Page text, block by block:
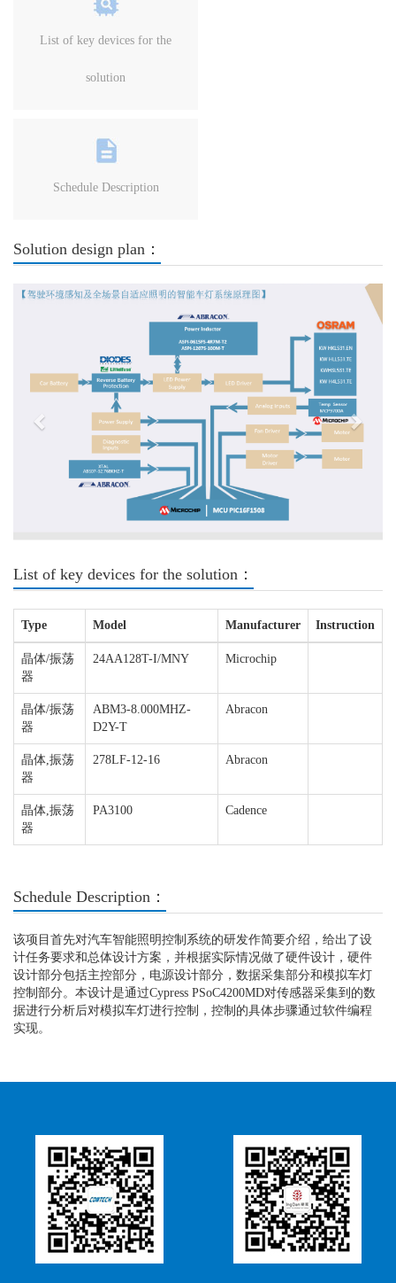
List of key devices for the
solution
Schedule Description
Solution design plan：
Previous Next
List of key devices for the solution：
Type Model Manufacturer Instruction
晶体/振荡
器
24AA128T-I/MNY Microchip
晶体/振荡
器
ABM3-8.000MHZ-
D2Y-T
Abracon
晶体,振荡
器
278LF-12-16 Abracon
晶体,振荡
器
PA3100 Cadence
Schedule Description：
该项目首先对汽车智能照明控制系统的研发作简要介绍，给出了设
计任务要求和总体设计方案，并根据实际情况做了硬件设计，硬件
设计部分包括主控部分，电源设计部分，数据采集部分和模拟车灯
控制部分。本设计是通过Cypress PSoC4200MD对传感器采集到的数
据进行分析后对模拟车灯进行控制，控制的具体步骤通过软件编程
实现。